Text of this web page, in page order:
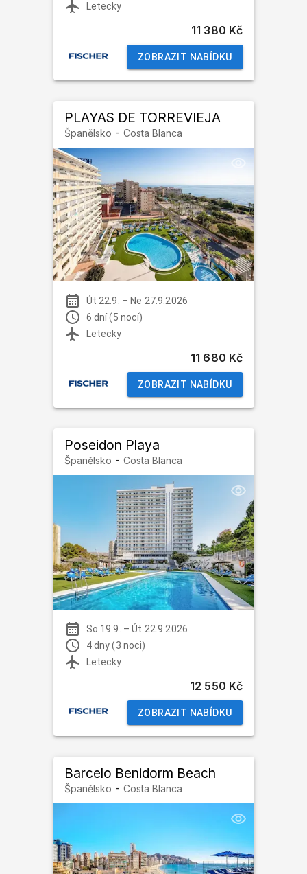
Letecky
11 380 Kč
ZOBRAZIT NABÍDKU
PLAYAS DE TORREVIEJA
Španělsko - Costa Blanca
Út 22.9. – Ne 27.9.2026
6 dní (5 nocí)
Letecky
11 680 Kč
ZOBRAZIT NABÍDKU
Poseidon Playa
Španělsko - Costa Blanca
So 19.9. –Út 22.9.2026
4 dny (3 noci)
Letecky
12 550 Kč
ZOBRAZIT NABÍDKU
Barcelo Benidorm Beach
Španělsko - Costa Blanca